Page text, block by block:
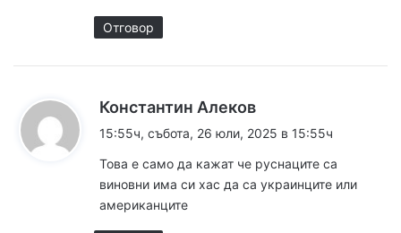
Отговор
Константин Алеков
а
а
15:55ч, събота, 26 юли, 2025 в 15:55ч
Това е само да кажат че руснаците са
виновни има си хас да са украинците или
американците